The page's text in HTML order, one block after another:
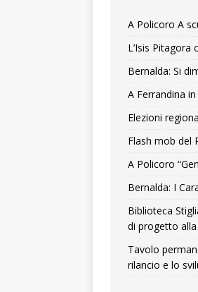
A Policoro A
L’Isis
Bernalda: Si
A Ferrandina
Elezioni
Flash mob del
A Policoro
Bernalda: I
Biblioteca
di progetto
Tavolo
rilancio e lo